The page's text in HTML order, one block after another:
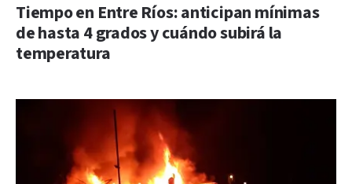
Tiempo en Entre Ríos: anticipan mínimas
de hasta 4 grados y cuándo subirá la
temperatura